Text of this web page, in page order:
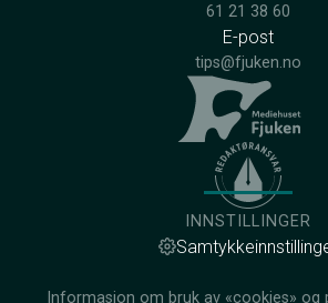
61 21 38 60
E-post
tips@fjuken.no
INNSTILLINGER
Informasjon om bruk av «cookies» og